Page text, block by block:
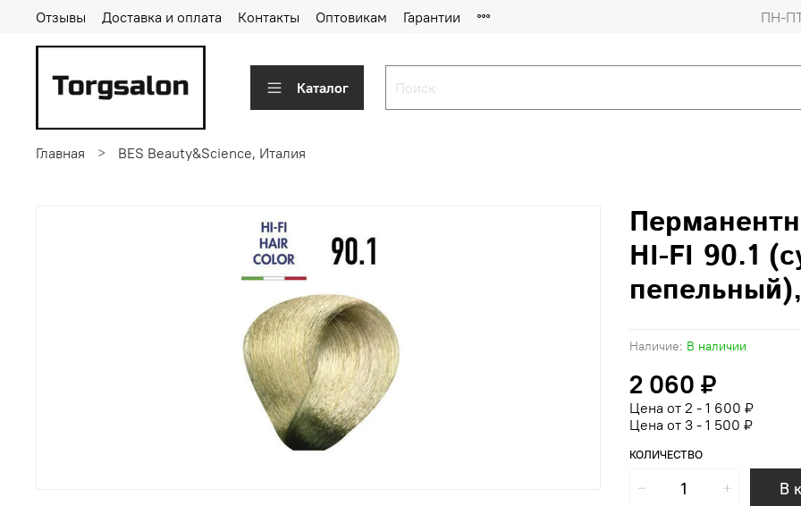
Отзывы Доставка и оплата Контакты Оптовикам Гарантии ПН-
Каталог
Главная BES Beauty&Science, Италия
Наличие: В наличии
HI-FI 90.1
2 060 ₽
Цена от 2 - 1 600 ₽
Цена от 3 - 1 500 ₽
КОЛИЧЕСТВО
В